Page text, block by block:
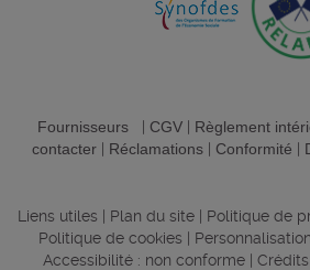
Fournisseurs| CGV| Règlement
contacter| Réclamations| Conformité
Liens utiles Plan du site Politique de
Politique de cookies
Accessibilité : non conforme| Crédits